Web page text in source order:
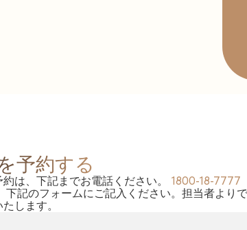
予約する
は、下記までお電話ください。 1800-18-7777
下記のフォームにご記入ください。担当者より
します。